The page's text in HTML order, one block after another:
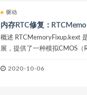
驱动
内存RTC修复：
概述 RTCMemoryFixup.kext
展，提供了一种模拟CMOS（
2020-10-06